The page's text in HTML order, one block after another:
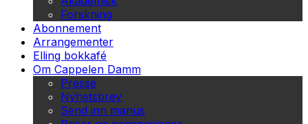
Forskning
Abonnement
Arrangementer
Elling bokkafé
Om Cappelen Damm
Presse
Nyhetsbrev
Send inn manus